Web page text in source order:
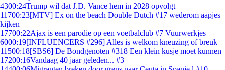
4300:24Trump wil dat J.D. Vance hem in 2028 opvolgt
11700:23[MTV] Ex on the beach Double Dutch #17 wederom aapjes
kijken
17700:22Ajax is een parodie op een voetbalclub #7 Vuurwerkjes
6000:19[INFLUENCERS #296] Alles is welkom kneuzing of breuk
11500:18[SBS6] De Bondgenoten #318 Een klein kusje moet kunnen
17200:16Vandaag 40 jaar geleden... #3